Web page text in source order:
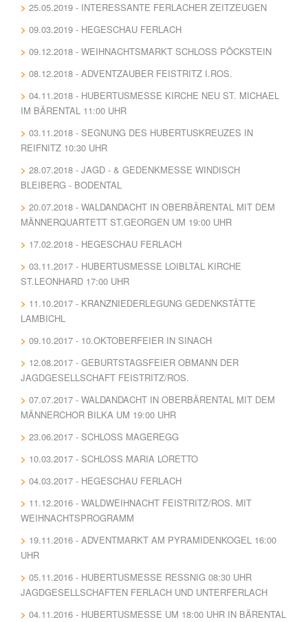
25.05.2019 - INTERESSANTE FERLACHER ZEITZEUGEN
09.03.2019 - HEGESCHAU FERLACH
09.12.2018 - WEIHNACHTSMARKT SCHLOSS PÖCKSTEIN
08.12.2018 - ADVENTZAUBER FEISTRITZ I.ROS.
04.11.2018 - HUBERTUSMESSE KIRCHE NEU ST. MICHAEL
IM BÄRENTAL 11:00 UHR
03.11.2018 - SEGNUNG DES HUBERTUSKREUZES IN
REIFNITZ 10:30 UHR
28.07.2018 - JAGD - & GEDENKMESSE WINDISCH
BLEIBERG - BODENTAL
20.07.2018 - WALDANDACHT IN OBERBÄRENTAL MIT DEM
MÄNNERQUARTETT ST.GEORGEN UM 19:00 UHR
17.02.2018 - HEGESCHAU FERLACH
03.11.2017 - HUBERTUSMESSE LOIBLTAL KIRCHE
ST.LEONHARD 17:00 UHR
11.10.2017 - KRANZNIEDERLEGUNG GEDENKSTÄTTE
LAMBICHL
09.10.2017 - 10.OKTOBERFEIER IN SINACH
12.08.2017 - GEBURTSTAGSFEIER OBMANN DER
JAGDGESELLSCHAFT FEISTRITZ/ROS.
07.07.2017 - WALDANDACHT IN OBERBÄRENTAL MIT DEM
MÄNNERCHOR BILKA UM 19:00 UHR
23.06.2017 - SCHLOSS MAGEREGG
10.03.2017 - SCHLOSS MARIA LORETTO
04.03.2017 - HEGESCHAU FERLACH
11.12.2016 - WALDWEIHNACHT FEISTRITZ/ROS. MIT
WEIHNACHTSPROGRAMM
19.11.2016 - ADVENTMARKT AM PYRAMIDENKOGEL 16:00
UHR
05.11.2016 - HUBERTUSMESSE RESSNIG 08:30 UHR J
AGDGESELLSCHAFTEN FERLACH UND UNTERFERLACH
04.11.2016 - HUBERTUSMESSE UM 18:00 UHR IN BÄRENTAL